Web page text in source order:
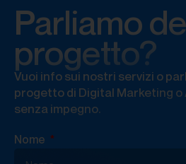
Parliamo
progetto?
Vuoi info sui nostri servizi o
progetto di Digital Marketing
senza impegno.
Nome